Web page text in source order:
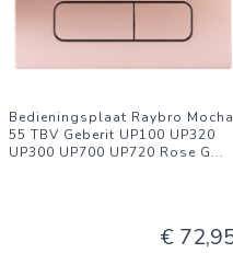
Bedieningsplaat Raybro Mocha
55 TBV Geberit UP100 UP320
UP300 UP700 UP720 Rose G...
€